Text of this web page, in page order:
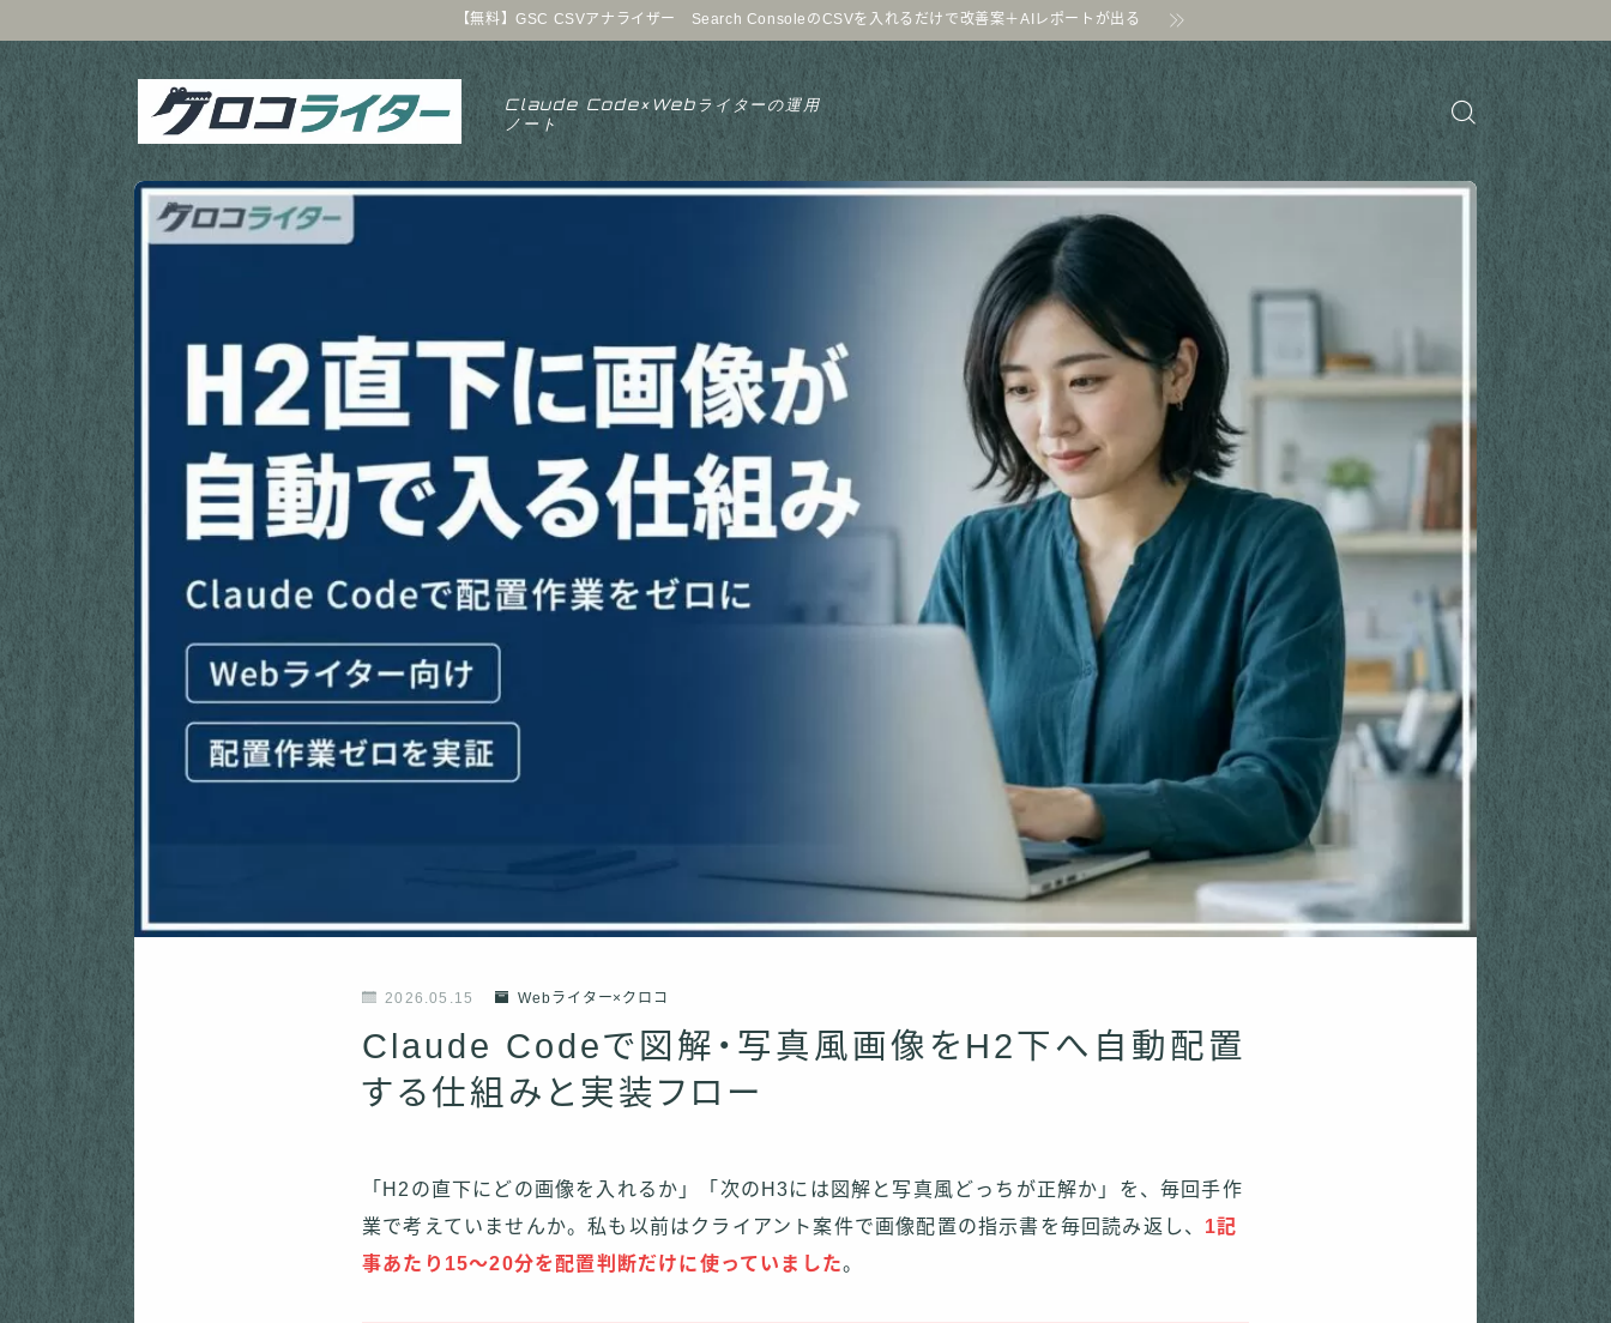
【無料】GSC CSVアナライザー Search ConsoleのCSVを入れるだけで改善案＋AIレポートが出る
Claude Code×Webライターの運用
ノート
2026.05.15 Webライター×クロコ
Claude Codeで図解・写真風画像をH2下へ自動配置
する仕組みと実装フロー
「H2の直下にどの画像を入れるか」「次のH3には図解と写真風どっちが正解か」を、毎回手作
業で考えていませんか。私も以前はクライアント案件で画像配置の指示書を毎回読み返し、 1記
事あたり15〜20分を配置判断だけに使っていました。